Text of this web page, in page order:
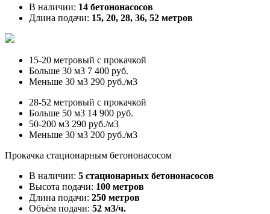
В наличии: 14 бетононасосов
Длина подачи: 15, 20, 28, 36, 52 метров
15-20 метровый с прокачкой
Больше 30 м3 7 400 руб.
Меньше 30 м3 290 руб./м3
28-52 метровый с прокачкой
Больше 50 м3 14 900 руб.
50-200 м3 290 руб./м3
Меньше 30 м3 200 руб./м3
Прокачка стационарным бетононасосом
В наличии: 5 стационарных бетононасосов
Высота подачи: 100 метров
Длина подачи: 250 метров
Объём подачи: 52 м3/ч.